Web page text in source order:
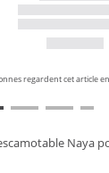
regardent cet article
Naya